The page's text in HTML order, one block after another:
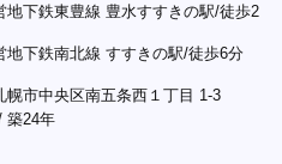
地下鉄東豊線 豊水すすきの駅/徒歩2
地下鉄南北線 すすきの駅/徒歩6分
幌市中央区南五条西１丁目 1-3
築24年